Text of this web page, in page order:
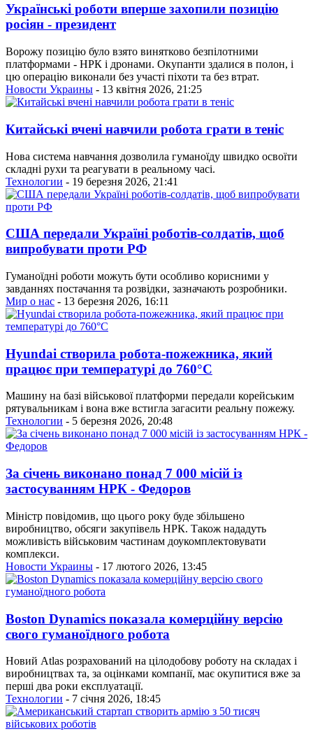
Українські роботи вперше захопили позицію
росіян - президент
Ворожу позицію було взято винятково безпілотними
платформами - НРК і дронами. Окупанти здалися в полон, і
цю операцію виконали без участі піхоти та без втрат.
Новости Украины - 13 квітня 2026, 21:25
Китайські вчені навчили робота грати в теніс
Нова система навчання дозволила гуманоїду швидко освоїти
складні рухи та реагувати в реальному часі.
Технологии - 19 березня 2026, 21:41
США передали Україні роботів-солдатів, щоб
випробувати проти РФ
Гуманоїдні роботи можуть бути особливо корисними у
завданнях постачання та розвідки, зазначають розробники.
Мир о нас - 13 березня 2026, 16:11
Hyundai створила робота-пожежника, який
працює при температурі до 760°C
Машину на базі військової платформи передали корейським
рятувальникам і вона вже встигла загасити реальну пожежу.
Технологии - 5 березня 2026, 20:48
За січень виконано понад 7 000 місій із
застосуванням НРК - Федоров
Міністр повідомив, що цього року буде збільшено
виробництво, обсяги закупівель НРК. Також нададуть
можливість військовим частинам доукомплектовувати
комплекси.
Новости Украины - 17 лютого 2026, 13:45
Boston Dynamics показала комерційну версію
свого гуманоїдного робота
Новий Atlas розрахований на цілодобову роботу на складах і
виробництвах та, за оцінками компанії, має окупитися вже за
перші два роки експлуатації.
Технологии - 7 січня 2026, 18:45